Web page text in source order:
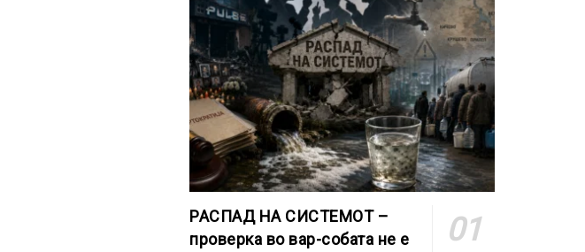
РАСПАД НА СИСТЕМОТ –
проверка во вар-собата не е